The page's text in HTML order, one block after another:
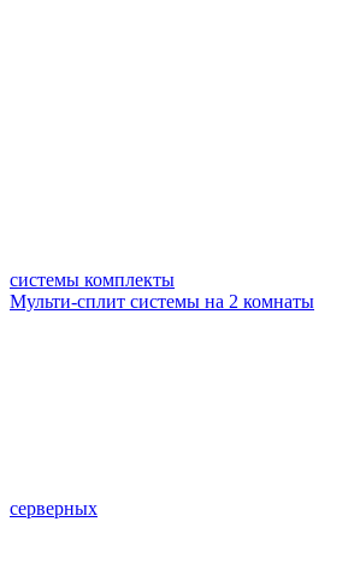
системы комплекты
Мульти-сплит системы на 2 комнаты
серверных